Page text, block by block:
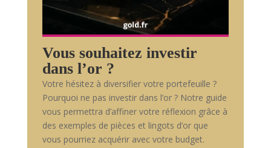
Vous souhaitez investir
dans l’or ?
Votre hésitez à diversifier votre portefeuille ?
Pourquoi ne pas investir dans l’or ? Notre guide
vous permettra d’affiner votre réflexion grâce à
des exemples de pièces et lingots d’or que
vous pourriez acquérir avec votre budget.